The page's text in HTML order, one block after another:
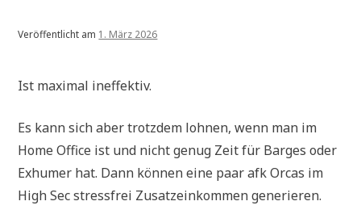
Veröffentlicht am 1. März 2026
Ist maximal ineffektiv.
Es kann sich aber trotzdem lohnen, wenn man im
Home Office ist und nicht genug Zeit für Barges oder
Exhumer hat. Dann können eine paar afk Orcas im
High Sec stressfrei Zusatzeinkommen generieren.